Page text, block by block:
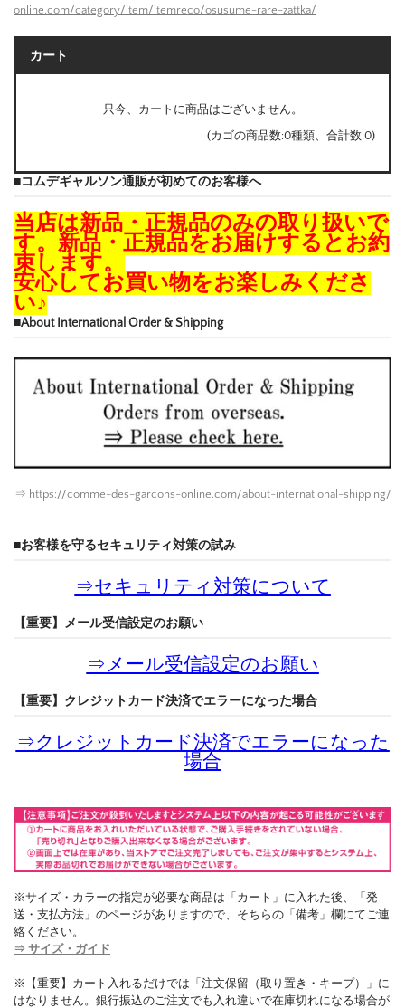
online.com/category/item/itemreco/osusume-rare-zattka/
カート
只今、カートに商品はございません。
(カゴの商品数:0種類、合計数:0)
■コムデギャルソン通販が初めてのお客様へ
当店は新品・正規品のみの取り扱いで
す。新品・正規品をお届けするとお約
束します。
安心してお買い物をお楽しみくださ
い♪
■About International Order & Shipping
⇒ https://comme-des-garcons-online.com/about-international-shipping/
■お客様を守るセキュリティ対策の試み
⇒セキュリティ対策について
【重要】メール受信設定のお願い
⇒メール受信設定のお願い
【重要】クレジットカード決済でエラーになった場合
⇒クレジットカード決済でエラーになった
場合
※サイズ・カラーの指定が必要な商品は「カート」に入れた後、「発
送・支払方法」のページがありますので、そちらの「備考」欄にてご連
絡ください。
⇒ サイズ・ガイド
※【重要】カート入れるだけでは「注文保留（取り置き・キープ）」に
はなりません。銀行振込のご注文でも入れ違いで在庫切れになる場合が